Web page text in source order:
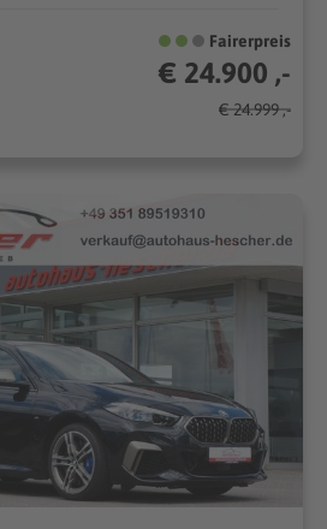
Fairerpreis
€ 24.900 ,-
€ 24.999 ,-